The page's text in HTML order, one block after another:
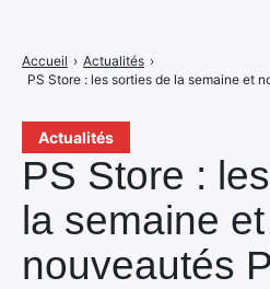
Actualités
PS Store :
la semaine et
nouveautés
Accueil › Actualités ›
PS Store : les sorties de la semaine et